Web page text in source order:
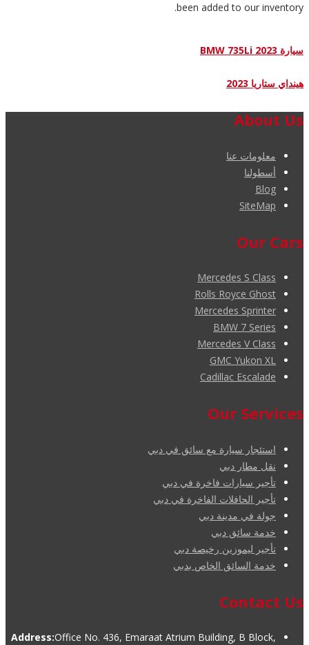
been added to our inventory.
سيارة BMW 735Li 2023
هينداي ستاريا 2023
About Us
معلومات عنا
أسطولنا
Blog
SiteMap
Our Cars
Mercedes S Class
Rolls Royce Ghost
Mercedes Sprinter
BMW 7 Series
Mercedes V Class
GMC Yukon XL
Cadillac Escalade
Our Services
استئجار سيارة مع سائق في دبي
نقل مطار دبي
تأجير سيارات فاخرة في دبي
تأجير الحافلات الفاخرة في دبي
جولة في مدينة دبي
خدمة سائق دبي
تأجير ليموزين رخيصة دبي
خدمة السائق الخاص بدبي
Contact Us
Address:Office No. 436, Emaraat Atrium Building, B Block,